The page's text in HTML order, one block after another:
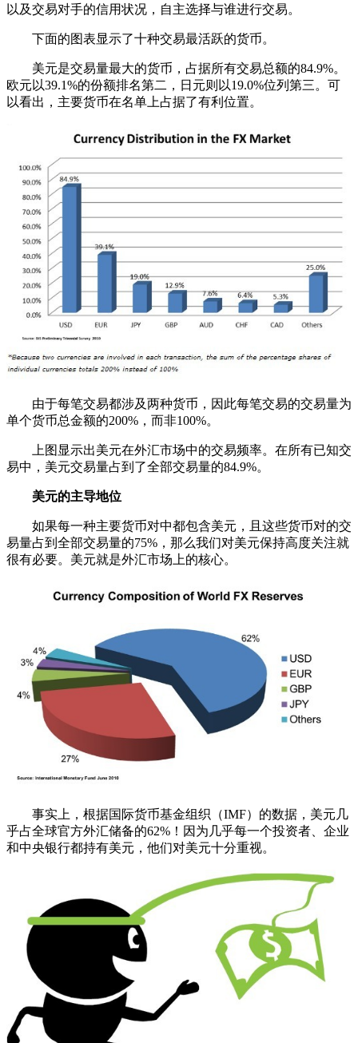
以及交易对手的信用状况，自主选择与谁进行交易。
下面的图表显示了十种交易最活跃的货币。
美元是交易量最大的货币，占据所有交易总额的84.9%。
欧元以39.1%的份额排名第二，日元则以19.0%位列第三。可
以看出，主要货币在名单上占据了有利位置。
由于每笔交易都涉及两种货币，因此每笔交易的交易量为
单个货币总金额的200%，而非100%。
上图显示出美元在外汇市场中的交易频率。在所有已知交
易中，美元交易量占到了全部交易量的84.9%。
美元的主导地位
如果每一种主要货币对中都包含美元，且这些货币对的交
易量占到全部交易量的75%，那么我们对美元保持高度关注就
很有必要。美元就是外汇市场上的核心。
事实上，根据国际货币基金组织（IMF）的数据，美元几
乎占全球官方外汇储备的62%！因为几乎每一个投资者、企业
和中央银行都持有美元，他们对美元十分重视。